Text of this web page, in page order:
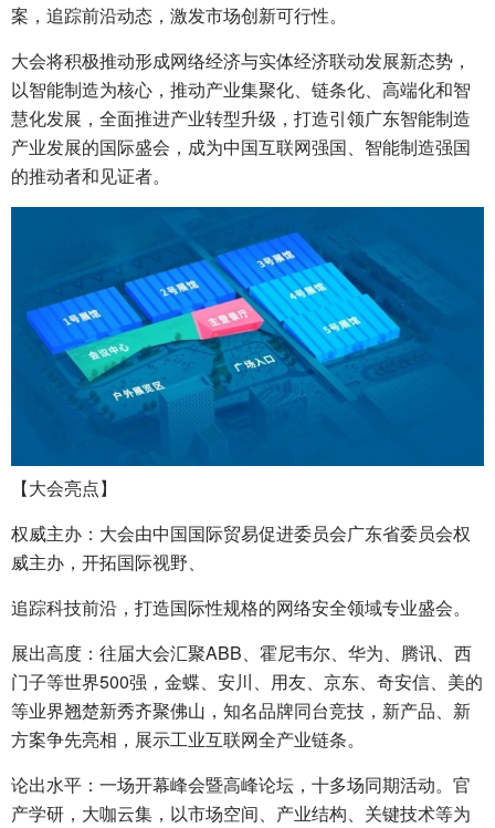
案，追踪前沿动态，激发市场创新可行性。
大会将积极推动形成网络经济与实体经济联动发展新态势，
以智能制造为核心，推动产业集聚化、链条化、高端化和智
慧化发展，全面推进产业转型升级，打造引领广东智能制造
产业发展的国际盛会，成为中国互联网强国、智能制造强国
的推动者和见证者。
【大会亮点】
权威主办：大会由中国国际贸易促进委员会广东省委员会权
威主办，开拓国际视野、
追踪科技前沿，打造国际性规格的网络安全领域专业盛会。
展出高度：往届大会汇聚ABB、霍尼韦尔、华为、腾讯、西
门子等世界500强，金蝶、安川、用友、京东、奇安信、美的
等业界翘楚新秀齐聚佛山，知名品牌同台竞技，新产品、新
方案争先亮相，展示工业互联网全产业链条。
论出水平：一场开幕峰会暨高峰论坛，十多场同期活动。官
产学研，大咖云集，以市场空间、产业结构、关键技术等为